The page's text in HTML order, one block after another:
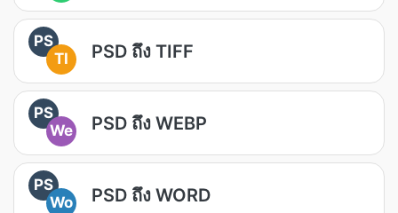
PS
TI
PSD ถึง TIFF
PS
We
PSD ถึง WEBP
PS
Wo
PSD ถึง WORD